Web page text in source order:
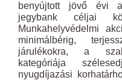
benyújtott jövő évi
jegybank céljai
Munkahelyvédelmi
minimálbérig,
járulékokra, a
kategóriája
nyugdíjazási